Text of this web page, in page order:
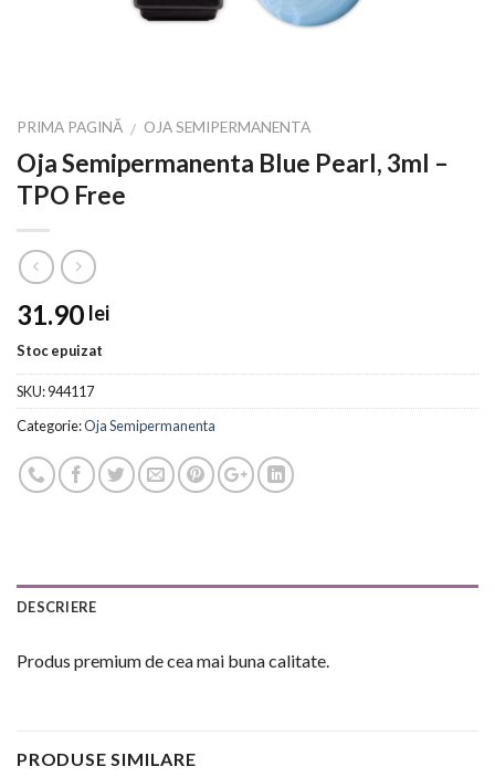
PRIMA PAGINĂ / OJA SEMIPERMANENTA
Oja Semipermanenta Blue Pearl, 3ml –
TPO Free
31.90 lei
Stoc epuizat
SKU:944117
Categorie:Oja Semipermanenta
DESCRIERE
Produs premium de cea mai buna calitate.
PRODUSE SIMILARE